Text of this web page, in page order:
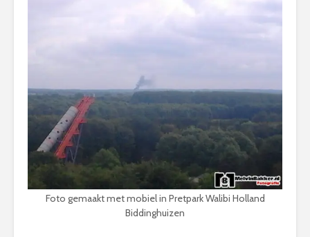
Foto gemaakt met mobiel in Pretpark Walibi Holland
Biddinghuizen